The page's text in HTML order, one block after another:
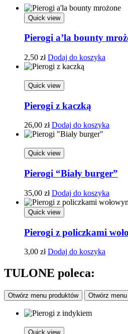
Quick view
Pierogi a’la bounty
2,50 zł Dodaj do koszyka
Quick view
Pierogi z kaczką
26,00 zł Dodaj do koszyka
Quick view
Pierogi “Biały burger”
35,00 zł Dodaj do koszyka
Quick view
Pierogi z policzkami
3,00 zł Dodaj do koszyka
TULONE poleca:
Otwórz menu produktów Otwórz
Quick view